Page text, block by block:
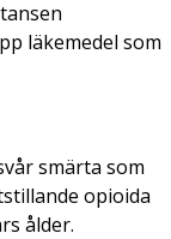
läkemedel som
smärta som
opioida
ålder.